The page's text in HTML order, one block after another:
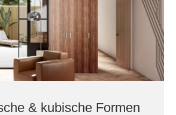
& kubische Formen